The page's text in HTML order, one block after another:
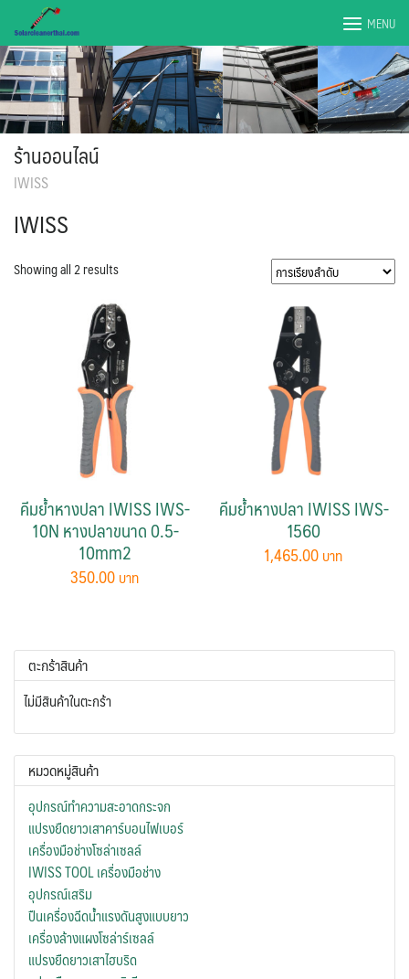
content
MENU
ร้านออนไลน์
IWISS
IWISS
Showing all 2 results
คีมย้ำหางปลา IWISS IWS-
10N หางปลาขนาด 0.5-
10mm2
350.00
คีมย้ำหางปลา IWISS IWS-
1560
1,465.00
ตะกร้าสินค้า
ไม่มีสินค้าในตะกร้า
หมวดหมู่สินค้า
อุปกรณ์ทำความสะอาดกระจก
แปรงยืดยาวเสาคาร์บอนไฟเบอร์
เครื่องมือช่างโซล่าเซลล์
IWISS TOOL เครื่องมือช่าง
อุปกรณ์เสริม
ปืนเครื่องฉีดน้ำแรงดันสูงแบบยาว
เครื่องล้างแผงโซล่าร์เซลล์
แปรงยืดยาวเสาไฮบริด